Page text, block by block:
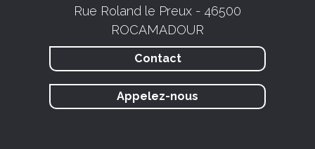
Rue Roland le Preux - 46500
ROCAMADOUR
Contact
Appelez-nous